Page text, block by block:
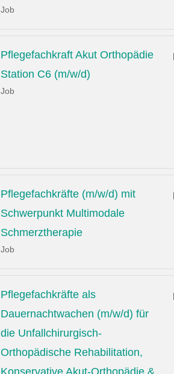
Job
Pflegefachkraft Akut Orthopädie
Station C6 (m/w/d)
Job
Pflegefachkräfte (m/w/d) mit
Schwerpunkt Multimodale
Schmerztherapie
Job
Pflegefachkräfte als
Dauernachtwachen (m/w/d) für
die Unfallchirurgisch-
Orthopädische Rehabilitation,